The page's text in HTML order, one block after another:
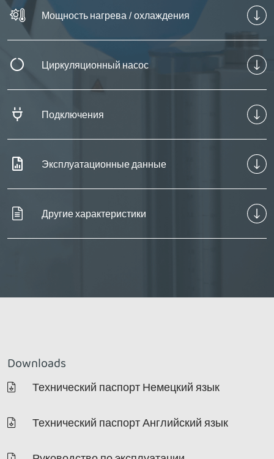
Мощность нагрева / охлаждения
Циркуляционный насос
Подключения
Эксплуатационные данные
Другие характеристики
Downloads
Технический паспорт Немецкий язык
Технический паспорт Английский язык